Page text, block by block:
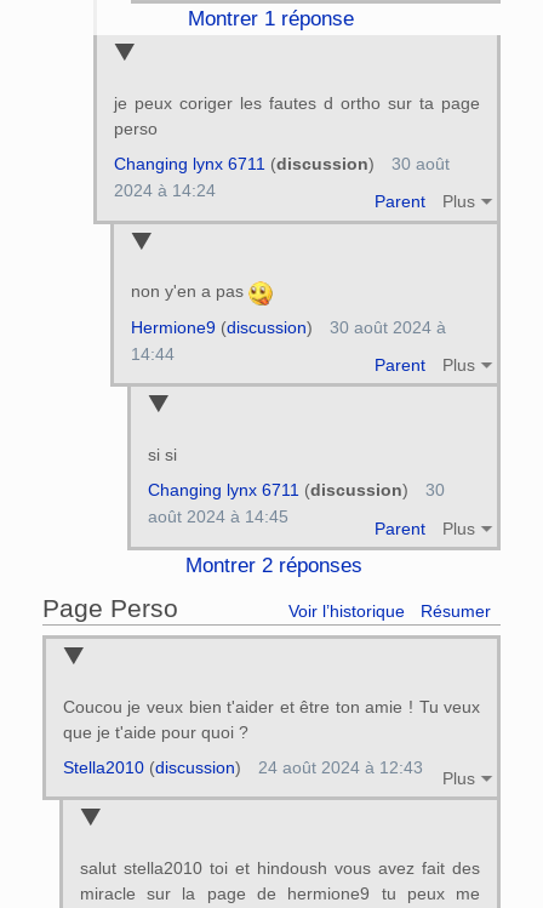
Montrer 1 réponse
je peux coriger les fautes d ortho sur ta page
perso
Parent Plus
Changing lynx 6711 (discussion)
30 août
2024 à 14:24
non y'en a pas
Parent Plus
Hermione9(discussion)
30 août 2024 à
14:44
si si
Parent Plus
Changing lynx 6711 (discussion)
30
août 2024 à 14:45
Montrer 2 réponses
Page Perso Voir l’historique Résumer
Coucou je veux bien t'aider et être ton amie ! Tu veux
que je t'aide pour quoi ?
Plus
Stella2010(discussion) 24 août 2024 à 12:43
salut stella2010 toi et hindoush vous avez fait des
miracle sur la page de hermione9 tu peux me